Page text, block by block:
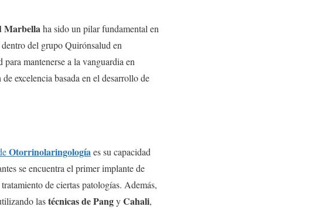
Marbellaha sido un pilar fundamental en
del grupo Quirónsalud en
mantenerse a la vanguardia en
excelencia basada en el desarrollo de
Otorrinolaringologíaes su capacidad
se encuentra el primer implante de
de ciertas patologías. Además,
lastécnicas de PangyCahali,